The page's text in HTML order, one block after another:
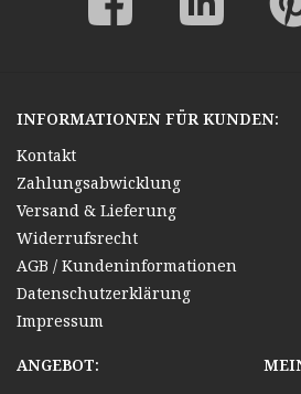
INFORMATIONEN FÜR KUNDEN:
Kontakt
Zahlungsabwicklung
Versand & Lieferung
Widerrufsrecht
AGB / Kundeninformationen
Datenschutzerklärung
Impressum
ANGEBOT: